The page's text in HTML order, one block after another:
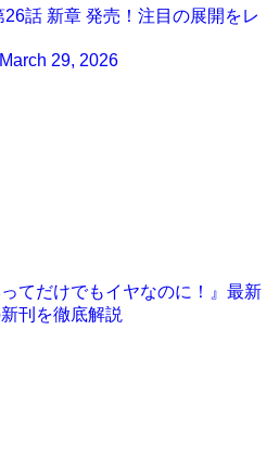
26話 新章 発売！注目の展開をレ
March 29, 2026
ってだけでもイヤなのに！』最新
刊を徹底解説